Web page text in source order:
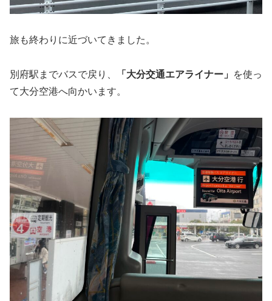
旅も終わりに近づいてきました。
別府駅までバスで戻り、 「大分交通エアライナー」
を使っ
て大分空港へ向かいます。